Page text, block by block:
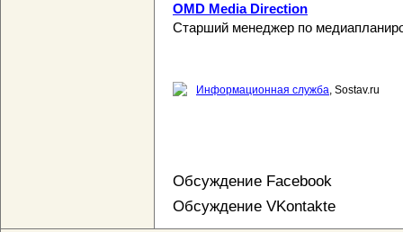
OMD Media Direction
Старший менеджер по
Информационная служба, Sostav.ru
Обсуждение Facebook
Обсуждение VKontakte